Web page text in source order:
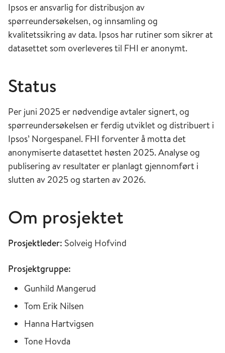
Ipsos er ansvarlig for distribusjon av
spørreundersøkelsen, og innsamling og
kvalitetssikring av data. Ipsos har rutiner som sikrer at
datasettet som overleveres til FHI er anonymt.
Status
Per juni 2025 er nødvendige avtaler signert, og
spørreundersøkelsen er ferdig utviklet og distribuert i
Ipsos’ Norgespanel. FHI forventer å motta det
anonymiserte datasettet høsten 2025. Analyse og
publisering av resultater er planlagt gjennomført i
slutten av 2025 og starten av 2026.
Om prosjektet
Prosjektleder: Solveig Hofvind
Prosjektgruppe:
Gunhild Mangerud
Tom Erik Nilsen
Hanna Hartvigsen
Tone Hovda